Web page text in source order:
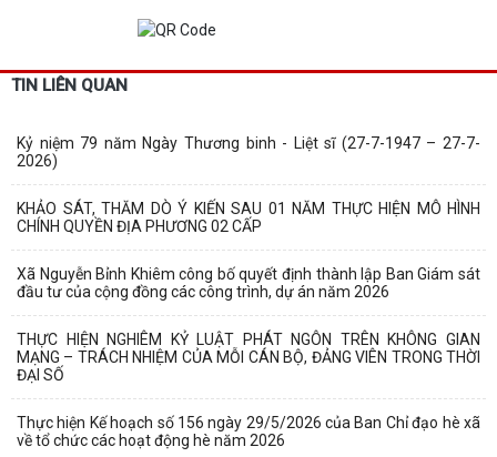
TIN LIÊN QUAN
Kỷ niệm 79 năm Ngày Thương binh - Liệt sĩ (27-7-1947 – 27-7-
2026)
KHẢO SÁT, THĂM DÒ Ý KIẾN SAU 01 NĂM THỰC HIỆN MÔ HÌNH
CHÍNH QUYỀN ĐỊA PHƯƠNG 02 CẤP
Xã Nguyễn Bỉnh Khiêm công bố quyết định thành lập Ban Giám sát
đầu tư của cộng đồng các công trình, dự án năm 2026
THỰC HIỆN NGHIÊM KỶ LUẬT PHÁT NGÔN TRÊN KHÔNG GIAN
MẠNG – TRÁCH NHIỆM CỦA MỖI CÁN BỘ, ĐẢNG VIÊN TRONG THỜI
ĐẠI SỐ
Thực hiện Kế hoạch số 156 ngày 29/5/2026 của Ban Chỉ đạo hè xã
về tổ chức các hoạt động hè năm 2026